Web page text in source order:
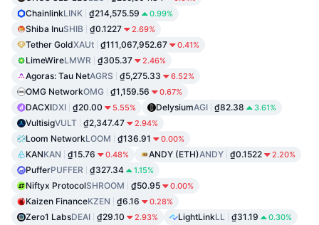
ChainlinkLINK ₫214,575.59 0.99%
Shiba InuSHIB ₫0.1227 2.69%
Tether GoldXAUt ₫111,067,952.67 0.41%
LimeWireLMWR ₫305.37 2.46%
Agoras: Tau NetAGRS ₫5,275.33 6.52%
OMG NetworkOMG ₫1,159.56 0.67%
DACXIDXI ₫20.00 5.55% DelysiumAGI ₫82.38 3.61%
VultisigVULT ₫2,347.47 2.94%
Loom NetworkLOOM ₫136.91 0.00%
KANKAN ₫15.76 0.48% ANDY (ETH)ANDY ₫0.1522 2.20%
PufferPUFFER ₫327.34 1.15%
Niftyx ProtocolSHROOM ₫50.95 0.00%
Kaizen FinanceKZEN ₫6.16 0.28%
Zero1 LabsDEAI ₫29.10 2.93% LightLinkLL ₫31.19 0.30%